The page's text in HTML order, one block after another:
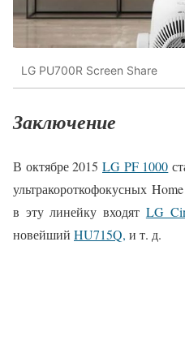
LG PU700R Screen Share
Заключение
В октябре 2015 LG PF 1000
ультракороткофокусных
в эту линейку входят LG
новейший HU715Q, и т. д.